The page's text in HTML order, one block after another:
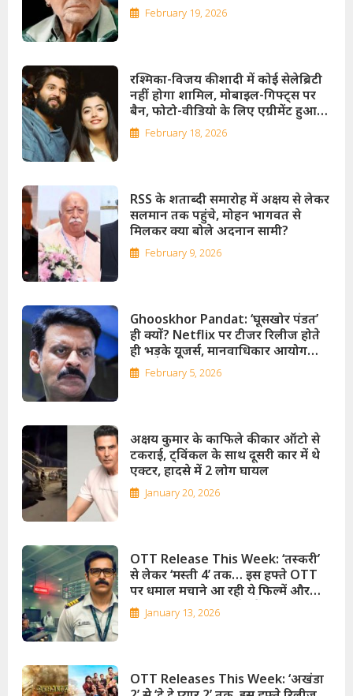
February 19, 2026
रश्मिका-विजय की शादी में कोई सेलेब्रिटी
नहीं होगा शामिल, मोबाइल-गिफ्ट्स पर
बैन, फोटो-वीडियो के लिए एग्रीमेंट हुआ
साइनFebruary 18, 2026
RSS के शताब्दी समारोह में अक्षय से लेकर
सलमान तक पहुंचे, मोहन भागवत से
मिलकर क्या बोले अदनान सामी?
February 9, 2026
Ghooskhor Pandat: ‘घूसखोर पंडत’
ही क्यों? Netflix पर टीजर रिलीज होते
ही भड़के यूजर्स, मानवाधिकार आयोग
पहुंचा मामला
February 5, 2026
अक्षय कुमार के काफिले की कार ऑटो से
टकराई, ट्विंकल के साथ दूसरी कार में थे
एक्टर, हादसे में 2 लोग घायल
January 20, 2026
OTT Release This Week: ‘तस्करी’
से लेकर ‘मस्ती 4’ तक… इस हफ्ते OTT
पर धमाल मचाने आ रही ये फिल्में और
सीरीज, होगा फुल एंटरटेनमेंट
January 13, 2026
OTT Releases This Week: ‘अखंडा